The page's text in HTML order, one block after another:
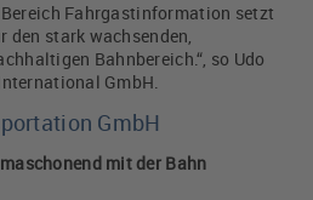
Fahrgastinformation setzt
den stark wachsenden,
Bahnbereich.“, so Udo
GmbH.
GmbH
mit der Bahn